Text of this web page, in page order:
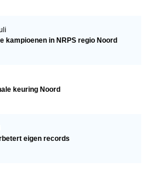
kampioenen in NRPS regio Noord
keuring Noord
eigen records